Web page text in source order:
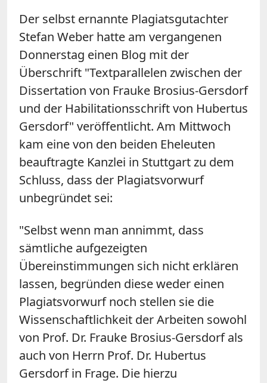
Der selbst ernannte Plagiatsgutachter
Stefan Weber hatte am vergangenen
Donnerstag einen Blog mit der
Überschrift "Textparallelen zwischen der
Dissertation von Frauke Brosius-Gersdorf
und der Habilitationsschrift von Hubertus
Gersdorf" veröffentlicht. Am Mittwoch
kam eine von den beiden Eheleuten
beauftragte Kanzlei in Stuttgart zu dem
Schluss, dass der Plagiatsvorwurf
unbegründet sei:
"Selbst wenn man annimmt, dass
sämtliche aufgezeigten
Übereinstimmungen sich nicht erklären
lassen, begründen diese weder einen
Plagiatsvorwurf noch stellen sie die
Wissenschaftlichkeit der Arbeiten sowohl
von Prof. Dr. Frauke Brosius-Gersdorf als
auch von Herrn Prof. Dr. Hubertus
Gersdorf in Frage. Die hierzu